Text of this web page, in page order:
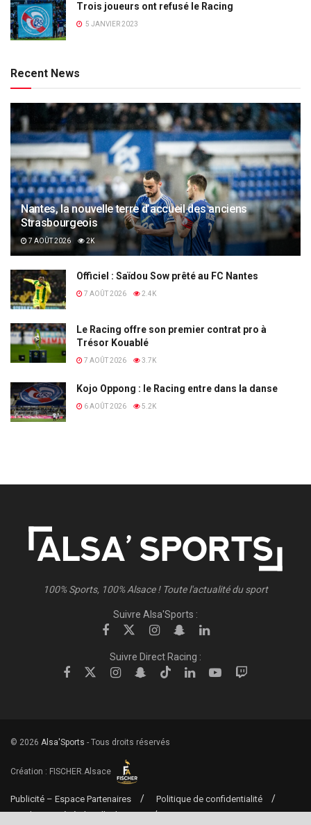
Trois joueurs ont refusé le Racing
5 JANVIER 2023
Recent News
Nantes, la nouvelle terre d’accueil des anciens
Strasbourgeois
7 AOÛT 2026 2K
Officiel : Saïdou Sow prêté au FC Nantes
7 AOÛT 2026 2.4K
Le Racing offre son premier contrat pro à
Trésor Kouablé
7 AOÛT 2026 3.7K
Kojo Oppong : le Racing entre dans la danse
6 AOÛT 2026 5.2K
100% Sports, 100% Alsace ! Toute l'actualité du sport
Suivre Alsa'Sports :
Suivre Direct Racing :
© 2026 Alsa'Sports - Tous droits réservés
Création : FISCHER.Alsace
Publicité – Espace Partenaires
Politique de confidentialité
Conditions générales d’utilisation